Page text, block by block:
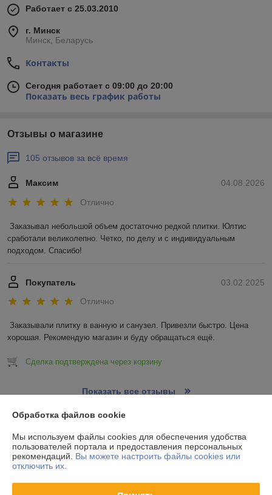
Работает с 25.03.2010
г. Минск
Минск, Беларусь
Контакты
Сегодня работает с 09:00 до 20:00
Показать весь график работы
Отзывы о магазине
105 отзывов за всё время
04.08.2026
Максим
Отлично
Заказывал небольшой объем достаточно редкой плитки. Юлтис
сработали великолепно. Четко, по делу и с индивидуальным
подходом. Спасибо!
03.02.2025
Покупатель
Отлично
Заказывали плитку в ванную и санузел. Привезли быстро. Цена
хорошая. Рекомендую магазин и буду обращаться ещё.
Сделка подтверждена через корзину
Показать все отзывы
О нас
Контакты
Обработка файлов cookie
Мы используем файлы cookies для обеспечения удобства
пользователей портала и предоставления персональных
рекомендаций. Вы можете настроить файлы cookies или
отключить их.